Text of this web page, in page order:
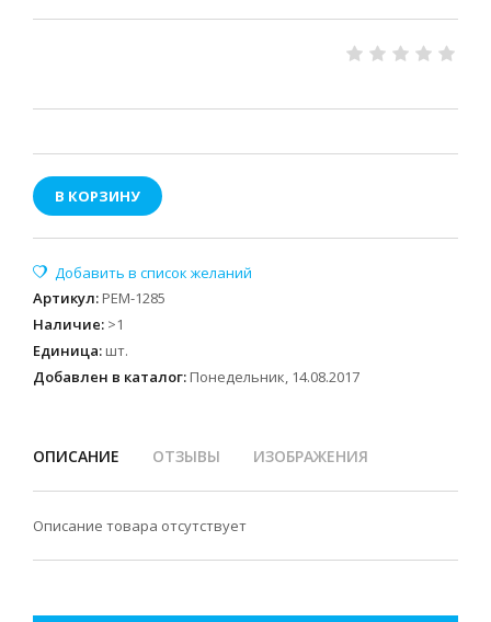
В КОРЗИНУ
Артикул: РЕМ-1285
Наличие: >1
Единица: шт.
Добавлен в каталог: Понедельник, 14.08.2017
ОПИСАНИЕ ОТЗЫВЫ ИЗОБРАЖЕНИЯ
Описание товара отсутствует